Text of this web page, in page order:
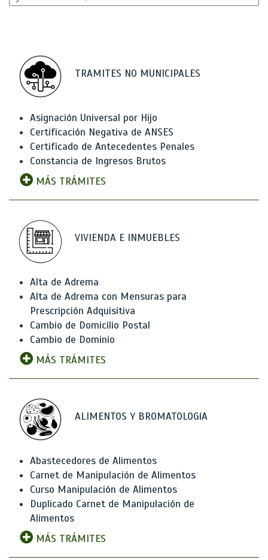
TRAMITES NO MUNICIPALES
Asignación Universal por Hijo
Certificación Negativa de ANSES
Certificado de Antecedentes Penales
Constancia de Ingresos Brutos
MÁS TRÁMITES
VIVIENDA E INMUEBLES
Alta de Adrema
Alta de Adrema con Mensuras para
Prescripción Adquisitiva
Cambio de Domicilio Postal
Cambio de Dominio
MÁS TRÁMITES
ALIMENTOS Y BROMATOLOGíA
Abastecedores de Alimentos
Carnet de Manipulación de Alimentos
Curso Manipulación de Alimentos
Duplicado Carnet de Manipulación de
Alimentos
MÁS TRÁMITES